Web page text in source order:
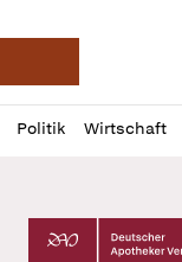
Deutsche
Politik Wirtschaft
Profil
öffnen
Daz
Pur
Deutscher